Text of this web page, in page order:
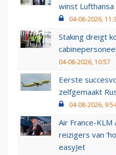
winst
04-08-2026,
Staking dreigt
04-08-2026, 10:57
Eerste
zelfgemaakt
04-08-2026,
Air France-
reizigers van
easyJet